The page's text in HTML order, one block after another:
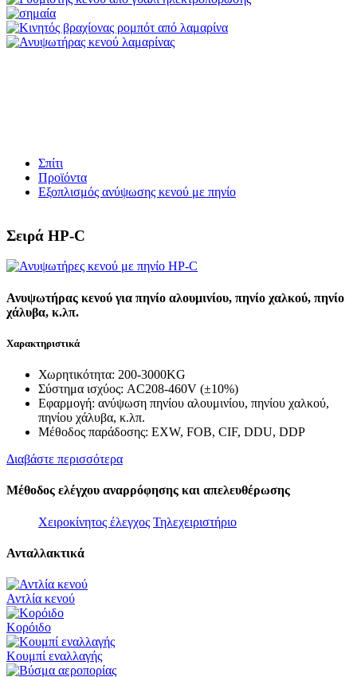
Σπίτι
Προϊόντα
Εξοπλισμός ανύψωσης κενού με πηνίο
Σειρά HP-C
Ανυψωτήρας κενού για πηνίο αλουμινίου, πηνίο χαλκού, πηνίο
χάλυβα, κ.λπ.
Χαρακτηριστικά
Χωρητικότητα: 200-3000KG
Σύστημα ισχύος: AC208-460V (±10%)
Εφαρμογή: ανύψωση πηνίου αλουμινίου, πηνίου χαλκού,
πηνίου χάλυβα, κ.λπ.
Μέθοδος παράδοσης: EXW, FOB, CIF, DDU, DDP
Διαβάστε περισσότερα
Μέθοδος ελέγχου αναρρόφησης και απελευθέρωσης
Χειροκίνητος έλεγχος Τηλεχειριστήριο
Ανταλλακτικά
Αντλία κενού
Κορόιδο
Κουμπί εναλλαγής